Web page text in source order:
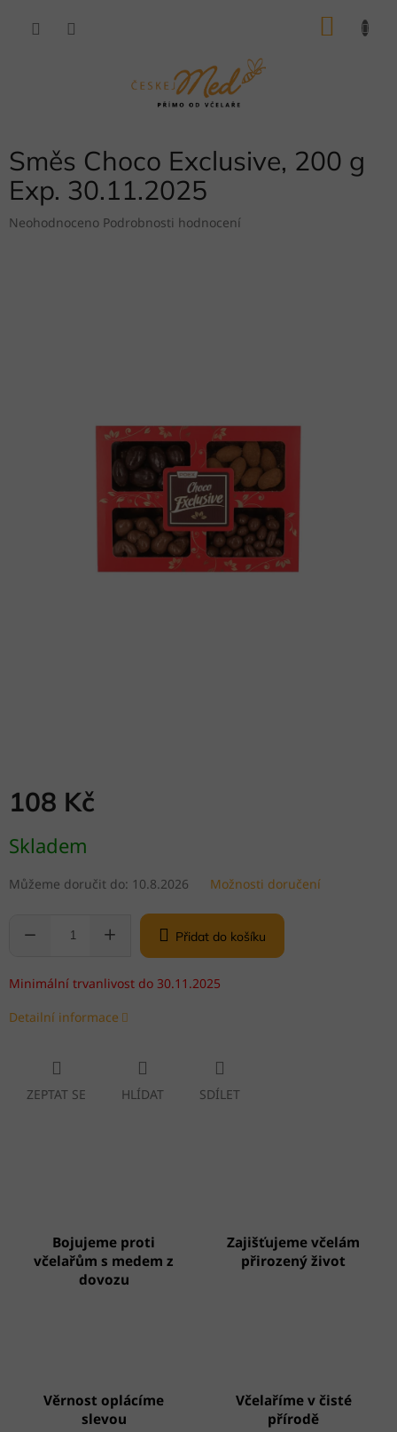
Směs Choco Exclusive, 200 g
Exp. 30.11.2025
Průměrné
Neohodnoceno Podrobnosti hodnocení
108 Kč
cena:
Skladem
Můžeme doručit do: 10.8.2026 Možnosti doručení
Přidat do košíku
Minimální trvanlivost do 30.11.2025
Detailní informace
ZEPTAT SE HLÍDAT SDÍLET
Bojujeme proti
včelařům s medem z
dovozu
Zajišťujeme včelám
přirozený život
Věrnost oplácíme
slevou
Včelaříme v čisté
přírodě